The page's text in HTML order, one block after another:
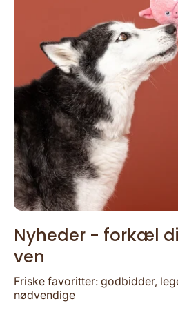
Nyheder - forkæl
ven
Friske favoritter: godbidder,
nødvendige